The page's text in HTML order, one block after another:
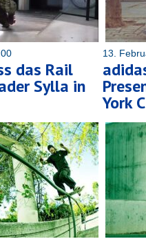
das Rail
Sylla in
13.
York